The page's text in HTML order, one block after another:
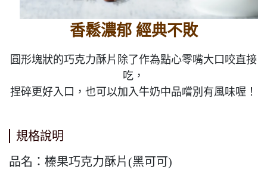
香鬆濃郁 經典不敗
圓形塊狀的巧克力酥片除了作為點心零嘴大口咬直接
吃，
捏碎更好入口，也可以加入牛奶中品嚐別有風味喔！
規格說明
品名：榛果巧克力酥片(黑可可)